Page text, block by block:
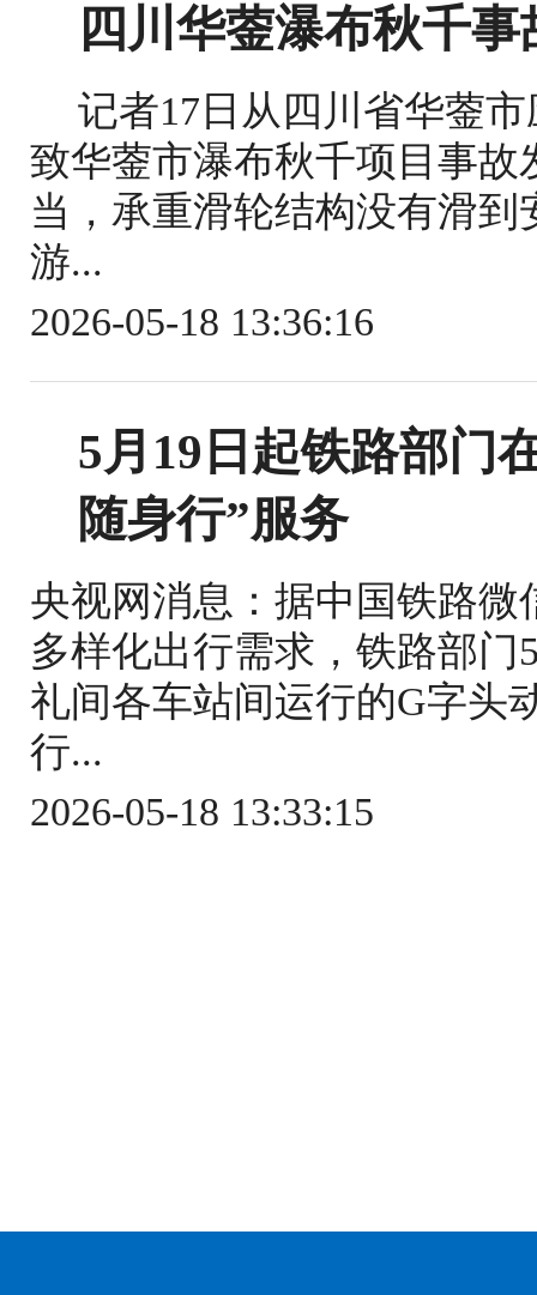
四川华蓥瀑布秋千
记者17日从四川省华蓥
致华蓥市瀑布秋千项目事
当，承重滑轮结构没有滑
游...
2026-05-18 13:36:16
5月19日起铁路部门
随身行”服务
央视网消息：据中国铁路
多样化出行需求，铁路部门
礼间各车站间运行的G字头
行...
2026-05-18 13:33:15